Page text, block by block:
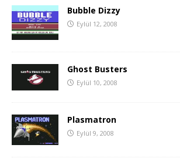
Bubble Dizzy
Eylül 12, 2008
Ghost Busters
Eylül 10, 2008
Plasmatron
Eylül 9, 2008